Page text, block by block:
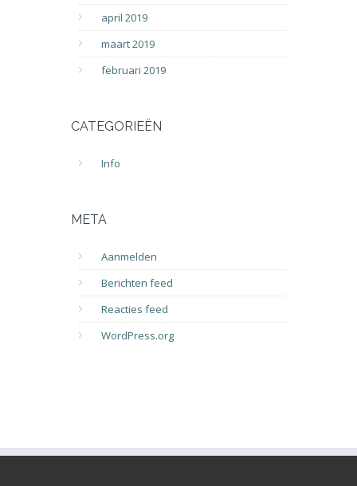
april 2019
maart 2019
februari 2019
CATEGORIEËN
Info
META
Aanmelden
Berichten feed
Reacties feed
WordPress.org